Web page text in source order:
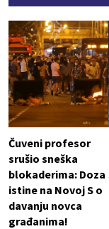
Čuveni profesor
srušio sneška
blokaderima: Doza
istine na Novoj S o
davanju novca
građanima!